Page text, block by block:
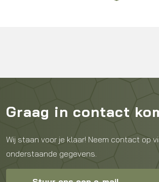
Graag in contact
Wij staan voor je klaar! Neem contact op
onderstaande gegevens.